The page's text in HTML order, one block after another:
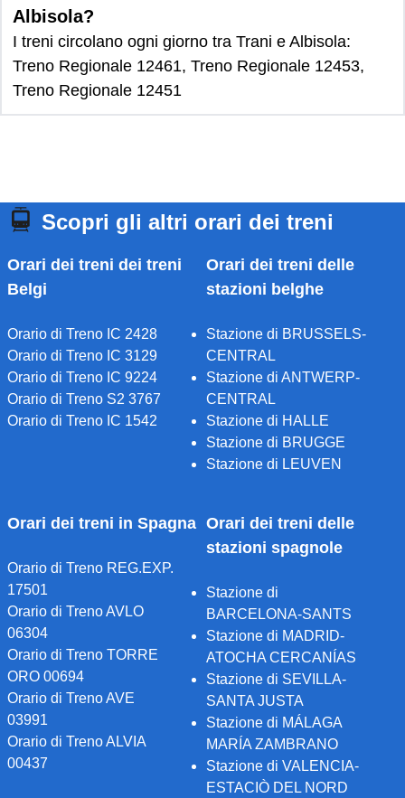
Albisola?
I treni circolano ogni giorno tra Trani e Albisola:
Treno Regionale 12461, Treno Regionale 12453,
Treno Regionale 12451
Scopri gli altri orari dei treni
Orari dei treni dei treni
Belgi
Orario di Treno IC 2428
Orario di Treno IC 3129
Orario di Treno IC 9224
Orario di Treno S2 3767
Orario di Treno IC 1542
Orari dei treni delle
stazioni belghe
Stazione di BRUSSELS-
CENTRAL
Stazione di ANTWERP-
CENTRAL
Stazione di HALLE
Stazione di BRUGGE
Stazione di LEUVEN
Orari dei treni in Spagna
Orario di Treno REG.EXP.
17501
Orario di Treno AVLO
06304
Orario di Treno TORRE
ORO 00694
Orario di Treno AVE
03991
Orario di Treno ALVIA
00437
Orari dei treni delle
stazioni spagnole
Stazione di
BARCELONA-SANTS
Stazione di MADRID-
ATOCHA CERCANÍAS
Stazione di SEVILLA-
SANTA JUSTA
Stazione di MÁLAGA
MARÍA ZAMBRANO
Stazione di VALENCIA-
ESTACIÒ DEL NORD